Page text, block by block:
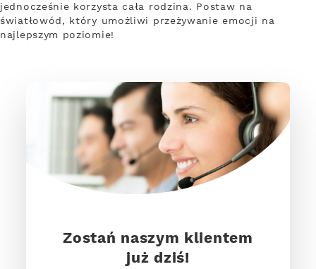
jednocześnie korzysta cała rodzina. Postaw na
światłowód, który umożliwi przeżywanie emocji na
najlepszym poziomie!
Zostań naszym klientem
już dziś!